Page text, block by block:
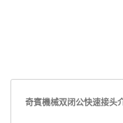
奇賓機械双闭公快速接头